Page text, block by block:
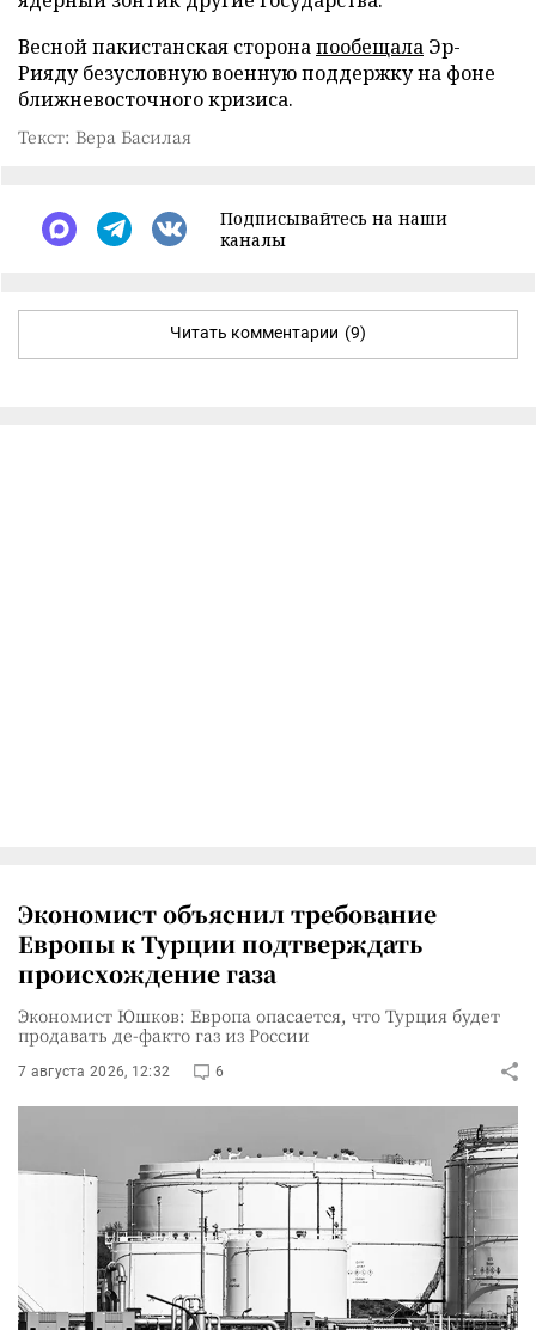
Весной пакистанская сторонапообещала Эр-
Рияду безусловную военную поддержку на фоне
ближневосточного кризиса.
Текст: Вера Басилая
Подписывайтесь на наши
каналы
Читать комментарии (9)
Экономист объяснил требование
Европы к Турции подтверждать
происхождение газа
Экономист Юшков: Европа опасается, что Турция будет
продавать де-факто газ из России
7 августа 2026, 12:32 6